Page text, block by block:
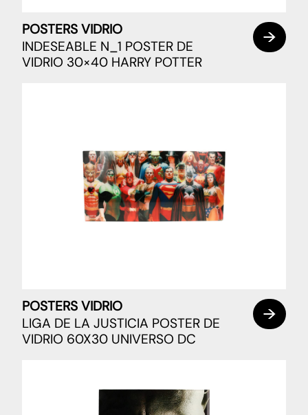
POSTERS VIDRIO
INDESEABLE N_1 POSTER DE
VIDRIO 30×40 HARRY POTTER
POSTERS VIDRIO
LIGA DE LA JUSTICIA POSTER DE
VIDRIO 60X30 UNIVERSO DC